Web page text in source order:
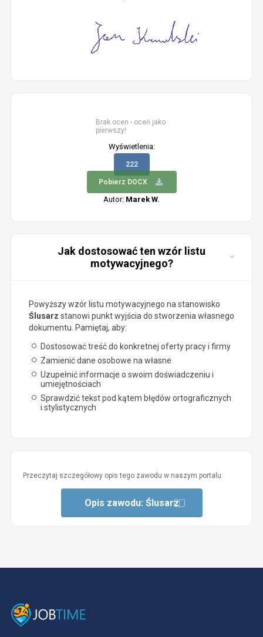
Brak ocen - oceń jako
pierwszy!
Wyświetlenia:
222
Pobierz DOCX
Autor: Marek W.
Jak dostosować ten wzór listu
motywacyjnego?
Powyższy wzór listu motywacyjnego na stanowisko
Ślusarz stanowi punkt wyjścia do stworzenia własnego
dokumentu. Pamiętaj, aby:
Dostosować treść do konkretnej oferty pracy i firmy
Zamienić dane osobowe na własne
Uzupełnić informacje o swoim doświadczeniu i
umiejętnościach
Sprawdzić tekst pod kątem błędów ortograficznych
i stylistycznych
Przeczytaj szczegółowy opis tego zawodu w naszym portalu:
Opis zawodu: Ślusarz